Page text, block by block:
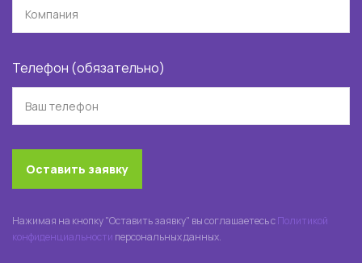
Телефон (обязательно)
Оставить заявку
Нажимая на кнопку "Оставить заявку" вы соглашаетесь сПолитикой
конфиденциальности персональных данных.